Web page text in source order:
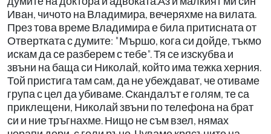
Иван, чичото на Владимира, вечеряхме на вилата.
През това време Владимира е била притисната от
Отвертката с думите: "Мършо, кога си дойде, тъкмо
искам да се разберем с тебе". Тя се изскубва и
звъни на баща си Николай, който има тежка херния.
Той пристига там сам, да не убеждават, че отиваме
група с цел да убиваме. Скандалът е голям, те са
приклещени, Николай звъни по телефона на брат
си и ние тръгнахме. Нищо не съм взел, нямах